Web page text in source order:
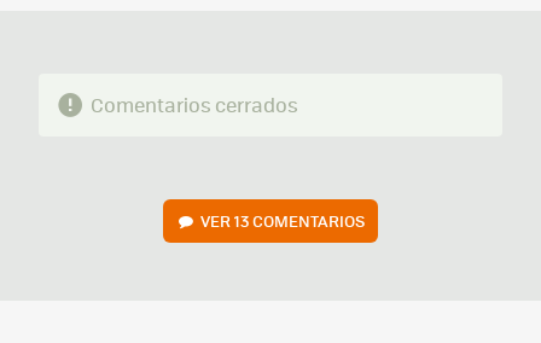
Comentarios cerrados
VER 13 COMENTARIOS